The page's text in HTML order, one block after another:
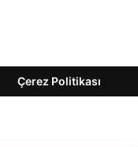
Çerez Politikası